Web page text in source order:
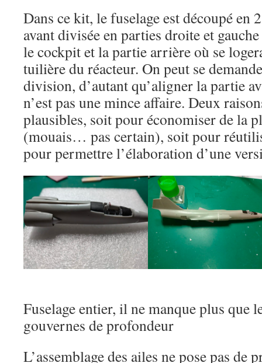
Dans ce kit, le fuselage est découpé en
avant divisée en parties droite et
le cockpit et la partie arrière où se
tuilière du réacteur. On peut se
division, d’autant qu’aligner la partie
n’est pas une mince affaire. Deux
plausibles, soit pour économiser de la
(mouais… pas certain), soit pour
pour permettre l’élaboration d’une
Fuselage entier, il ne manque plus que
gouvernes de profondeur
L’assemblage des ailes ne pose pas de